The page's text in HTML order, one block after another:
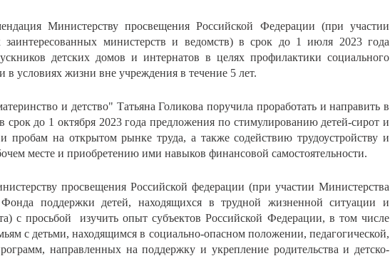
Министерству просвещения Российской Федерации (при участии
министерств и ведомств) в срок до 1 июля 2023 года
детских домов и интернатов в целях профилактики социального
условиях жизни вне учреждения в течение 5 лет.
и детство" Татьяна Голикова поручила проработать и направить в
до 1 октября 2023 года предложения по стимулированию детей-сирот и
на открытом рынке труда, а также содействию трудоустройству и
месте и приобретению ими навыков финансовой самостоятельности.
просвещения Российской федерации (при участии Министерства
поддержки детей, находящихся в трудной жизненной ситуации и
с просьбой изучить опыт субъектов Российской Федерации, в том числе
с детьми, находящимся в социально-опасном положении, педагогической,
направленных на поддержку и укрепление родительства и детско-